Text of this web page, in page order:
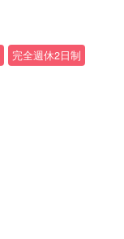
完全週休2日制